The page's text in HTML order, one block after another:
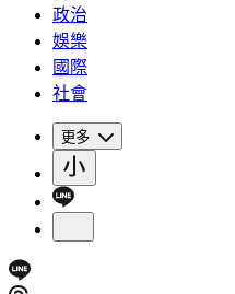
政治
娛樂
國際
社會
更多